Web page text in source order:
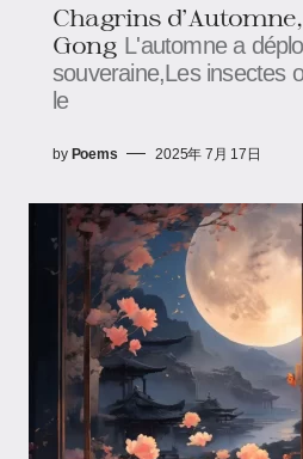
Chagrins d'Automne,
Gong L'automne a
souveraine,Les insectes
le
by Poems 2025年 7月 17日